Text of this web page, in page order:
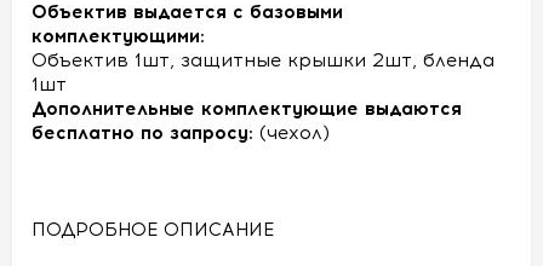
КОНТАКТЫ
Объектив выдается с базовыми
комплектующими:
Объектив 1шт, защитные крышки 2шт, бленда
1шт
Дополнительные комплектующие выдаются
бесплатно по запросу: (чехол)
ПОДРОБНОЕ ОПИСАНИЕ